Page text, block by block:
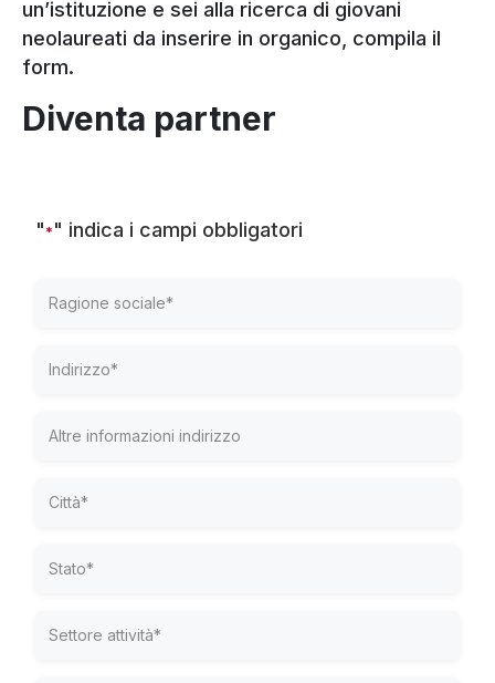
un’istituzione e sei alla ricerca di giovani
neolaureati da inserire in organico, compila il
form.
Diventa partner
"*" indica i campi obbligatori
Ragione
Indirizzo
Altre
Città
Stato
Settore